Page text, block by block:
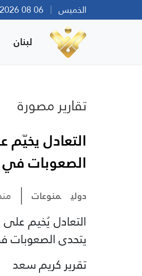
الخميس
لبنان
تقارير مصورة
التعادل يخيّم
الصعوبات
دولي منوعات
التعادل يُخيم
يتحدى
تقرير كريم سعد